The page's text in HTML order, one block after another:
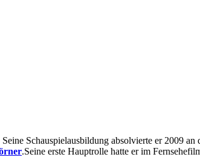
Schauspielausbildung absolvierte er 2009
.Seine erste Hauptrolle hatte er im